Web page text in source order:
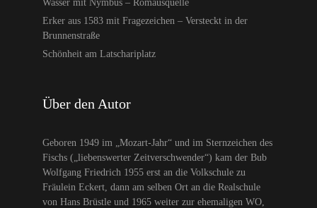
Wasser mit Nymbus – Romäusquelle
Erker aus 1583 mit Fragezeichen – Versteckt in der
Brunnenstraße
Schönheit am Latschariplatz
Über den Autor
Geboren 1949 im „Mozart-Jahr“ und im Sternzeichen des
Fischs („liebenswerter Zeitverschwender“) kam der Bub
Wolfgang Friedrich 1955 erst an die Volkschule zu
Fräulein Eckert, dann am selben Ort an die Realschule
von Hans Brüstle und 1965 weiter zur ehemaligen WO,